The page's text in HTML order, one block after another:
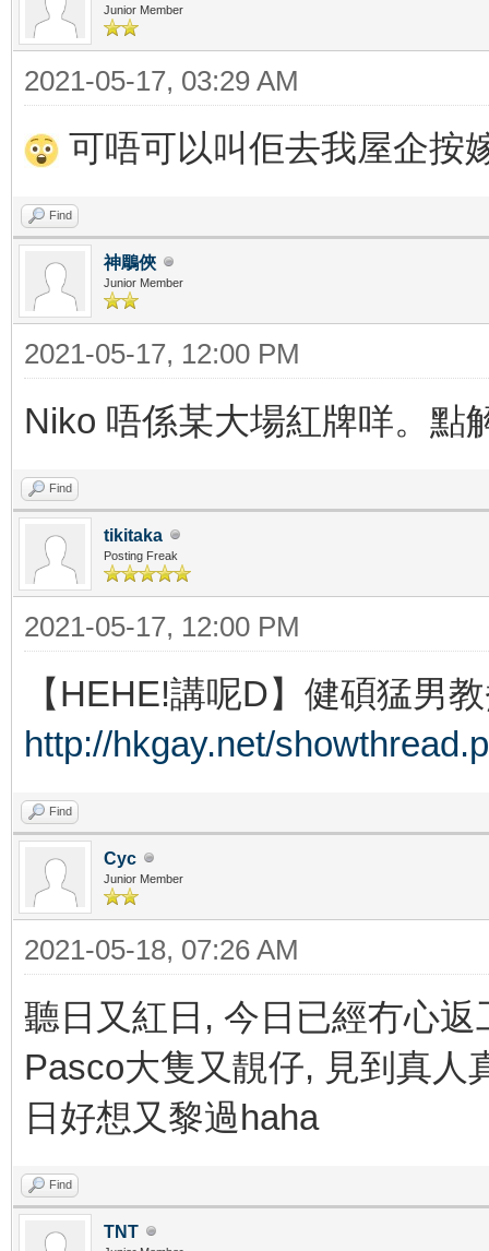
Junior Member
2021-05-17, 03:29 AM
可唔可以叫佢去我屋企按
Find
神鵰俠
Junior Member
2021-05-17, 12:00 PM
Niko 唔係某大場紅牌咩。點
Find
tikitaka
Posting Freak
2021-05-17, 12:00 PM
【HEHE!講呢D】健碩猛男
http://hkgay.net/
Find
Cyc
Junior Member
2021-05-18, 07:26 AM
聽日又紅日, 今日已經冇心
Pasco大隻又靚仔, 見到真人
日好想又黎過haha
Find
TNT